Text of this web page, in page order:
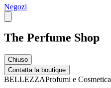
Negozi
The Perfume Shop
Chiuso
Contatta la boutique
BELLEZZAProfumi e Cosmetica